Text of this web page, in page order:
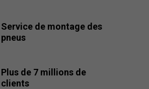
Service de montage des
pneus
Plus de 7 millions de
clients